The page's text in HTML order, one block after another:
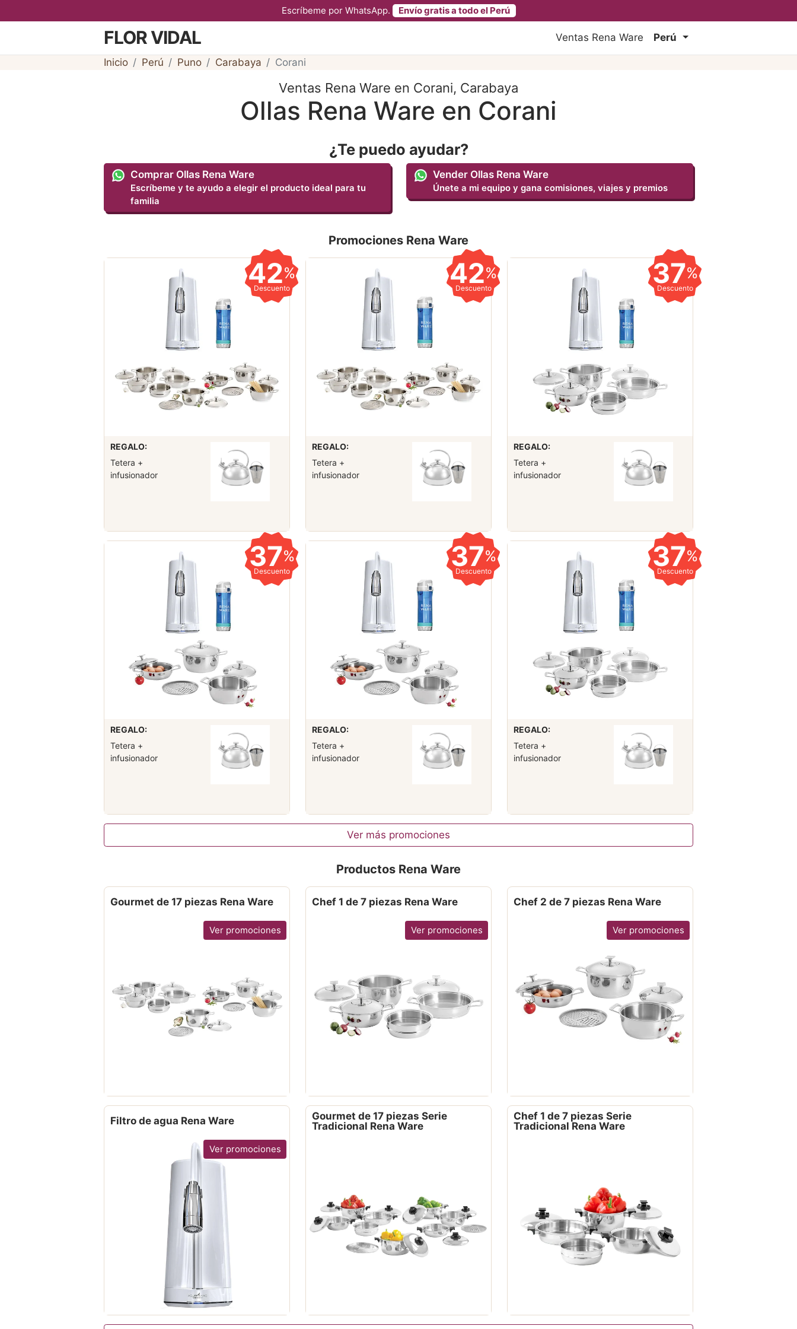
Escríbeme por WhatsApp. Envío gratis a todo el Perú
FLOR VIDAL Ventas Rena Ware Perú
Inicio Perú Puno Carabaya Corani
Ventas Rena Ware en Corani, Carabaya
Ollas Rena Ware en Corani
¿Te puedo ayudar?
Comprar Ollas Rena Ware
Escríbeme y te ayudo a elegir el producto ideal para tu
familia
Vender Ollas Rena Ware
Únete a mi equipo y gana comisiones, viajes y premios
Promociones Rena Ware
42%
Descuento
REGALO:
Tetera +
infusionador
42%
Descuento
REGALO:
Tetera +
infusionador
37%
Descuento
REGALO:
Tetera +
infusionador
37%
Descuento
REGALO:
Tetera +
infusionador
37%
Descuento
REGALO:
Tetera +
infusionador
37%
Descuento
REGALO:
Tetera +
infusionador
Ver más promociones
Productos Rena Ware
Gourmet de 17 piezas Rena Ware
Ver promociones
Chef 1 de 7 piezas Rena Ware
Ver promociones
Chef 2 de 7 piezas Rena Ware
Ver promociones
Filtro de agua Rena Ware
Ver promociones
Gourmet de 17 piezas Serie
Tradicional Rena Ware
Chef 1 de 7 piezas Serie
Tradicional Rena Ware